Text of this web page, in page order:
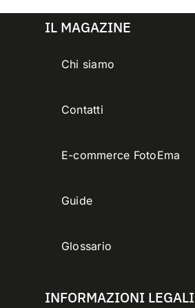
IL MAGAZINE
Chi siamo
Contatti
E-commerce FotoEma
Guide
Glossario
INFORMAZIONI LEGALI